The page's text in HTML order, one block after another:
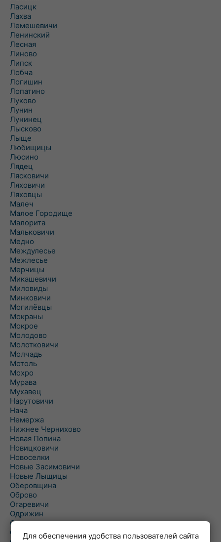
Ласицк
Лахва
Лемешевичи
Ленинский
Лесная
Линово
Липск
Лобча
Логишин
Лопатино
Луково
Лунин
Лунинец
Лысково
Лыще
Любищицы
Люсино
Лядец
Лясковичи
Ляховичи
Ляховцы
Малеч
Малое Городище
Малорита
Мальковичи
Медно
Междулесье
Межлесье
Мерчицы
Микашевичи
Миловиды
Минковичи
Могилёвцы
Мокраны
Мокрое
Молодово
Молотковичи
Молчадь
Мотоль
Мохро
Мурава
Мухавец
Нарутовичи
Нача
Немержа
Нижнее Чернихово
Новая Попина
Новицковичи
Новоселки
Новые Засимовичи
Новые Лыщицы
Оберовщина
Оброво
Огаревичи
Одрижин
Оздамичи
ОзятыДля обеспечения удобства пользователей сайта